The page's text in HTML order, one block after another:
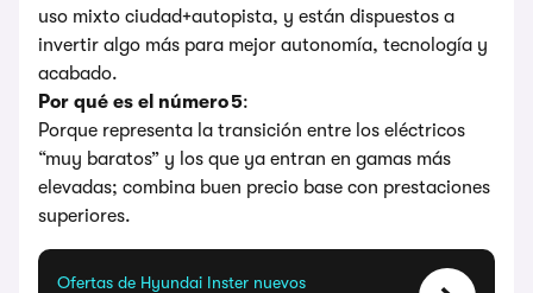
uso mixto ciudad+autopista, y están dispuestos a
invertir algo más para mejor autonomía, tecnología y
acabado.
Por qué es el número 5:
Porque representa la transición entre los eléctricos
“muy baratos” y los que ya entran en gamas más
elevadas; combina buen precio base con prestaciones
superiores.
Ofertas de Hyundai Inster nuevos